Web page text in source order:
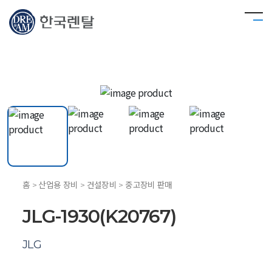
홈 > 산업용 장비 > 건설장비 > 중고장비 판매
JLG-1930(K20767)
JLG